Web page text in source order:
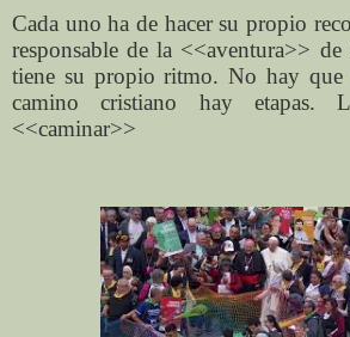
Cada uno ha de hacer su propio
responsable de la <<aventura>>
tiene su propio ritmo. No hay que
camino cristiano hay etapas.
<<caminar>>